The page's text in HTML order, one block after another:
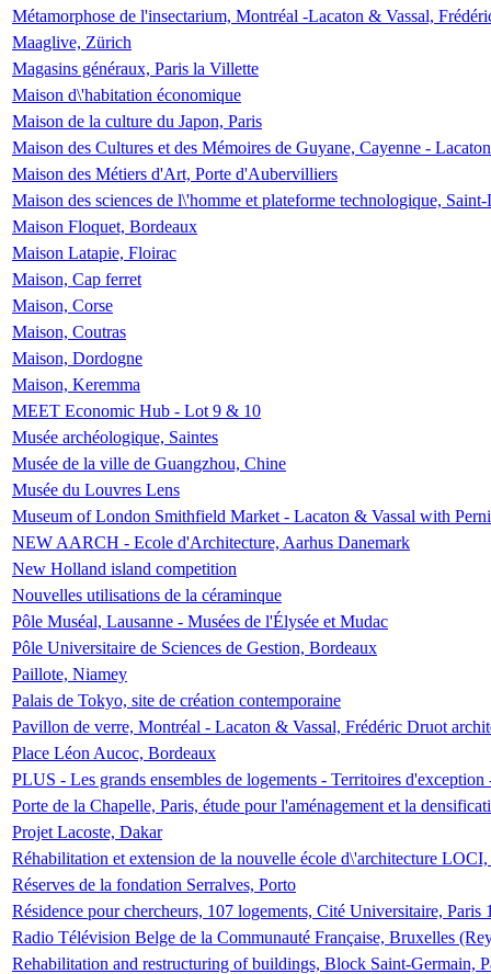
Métamorphose de l'insectarium, Montréal -Lacaton & Vassal,
Maaglive, Zürich
Magasins généraux, Paris la Villette
Maison d\'habitation économique
Maison de la culture du Japon, Paris
Maison des Cultures et des Mémoires de Guyane, Cayenne -
Maison des Métiers d'Art, Porte d'Aubervilliers
Maison des sciences de l\'homme et plateforme technologique,
Maison Floquet, Bordeaux
Maison Latapie, Floirac
Maison, Cap ferret
Maison, Corse
Maison, Coutras
Maison, Dordogne
Maison, Keremma
MEET Economic Hub - Lot 9 & 10
Musée archéologique, Saintes
Musée de la ville de Guangzhou, Chine
Musée du Louvres Lens
Museum of London Smithfield Market - Lacaton & Vassal with
NEW AARCH - Ecole d'Architecture, Aarhus Danemark
New Holland island competition
Nouvelles utilisations de la céraminque
Pôle Muséal, Lausanne - Musées de l'Élysée et Mudac
Pôle Universitaire de Sciences de Gestion, Bordeaux
Paillote, Niamey
Palais de Tokyo, site de création contemporaine
Pavillon de verre, Montréal - Lacaton & Vassal, Frédéric Druot
Place Léon Aucoc, Bordeaux
PLUS - Les grands ensembles de logements - Territoires
Porte de la Chapelle, Paris, étude pour l'aménagement et la
Projet Lacoste, Dakar
Réhabilitation et extension de la nouvelle école d\'architecture
Réserves de la fondation Serralves, Porto
Résidence pour chercheurs, 107 logements, Cité Universitaire, Paris
Radio Télévision Belge de la Communauté Française, Bruxelles
Rehabilitation and restructuring of buildings, Block Saint-Germain,